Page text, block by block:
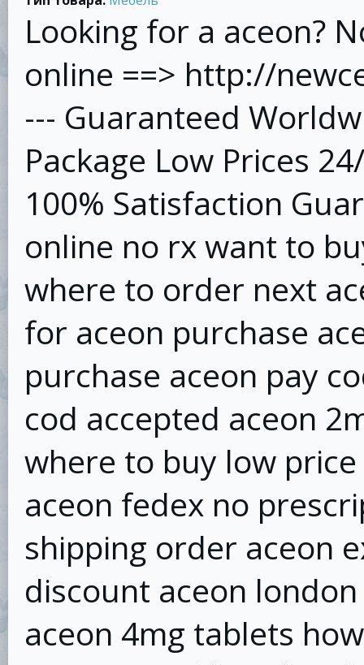
Looking for a aceon?
online ==> http://
--- Guaranteed
Package Low Prices
100% Satisfaction
online no rx want to
where to order next
for aceon purchase
purchase aceon pay
cod accepted aceon
where to buy low
aceon fedex no
shipping order aceon
discount aceon
aceon 4mg tablets